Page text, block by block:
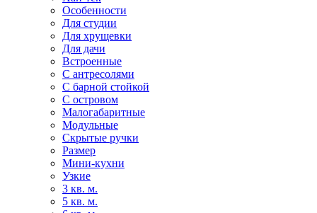
Особенности
Для студии
Для хрущевки
Для дачи
Встроенные
С антресолями
С барной стойкой
С островом
Малогабаритные
Модульные
Скрытые ручки
Размер
Мини-кухни
Узкие
3 кв. м.
5 кв. м.